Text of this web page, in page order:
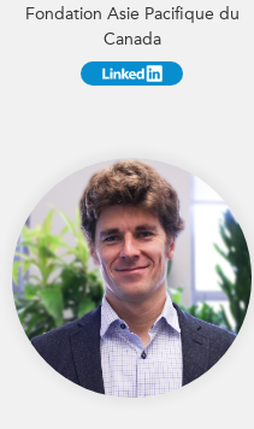
Fondation Asie Pacifique du
Canada